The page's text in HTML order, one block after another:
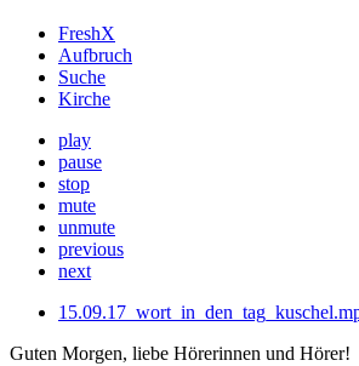
FreshX
Aufbruch
Suche
Kirche
play
pause
stop
mute
unmute
previous
next
Guten Morgen, liebe Hörerinnen und Hörer!